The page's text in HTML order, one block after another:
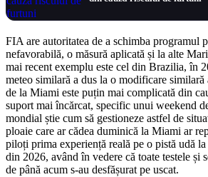
FIA are autoritatea de a schimba programul
nefavorabilă, o măsură aplicată și la alte
mai recent exemplu este cel din Brazilia, în
meteo similară a dus la o modificare
de la Miami este puțin mai complicată din
suport mai încărcat, specific unui weekend
mondial știe cum să gestioneze astfel de
ploaie care ar cădea duminică la Miami ar
piloți prima experiență reală pe o pistă udă
din 2026, având în vedere că toate testele și
de până acum s-au desfășurat pe uscat.